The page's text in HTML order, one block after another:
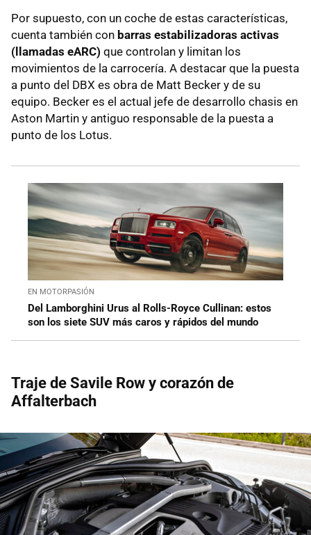
Por supuesto, con un coche de estas características,
cuenta también con barras estabilizadoras activas
(llamadas eARC) que controlan y limitan los
movimientos de la carrocería. A destacar que la puesta
a punto del DBX es obra de Matt Becker y de su
equipo. Becker es el actual jefe de desarrollo chasis en
Aston Martin y antiguo responsable de la puesta a
punto de los Lotus.
EN MOTORPASIÓN
Del Lamborghini Urus al Rolls-Royce Cullinan: estos
son los siete SUV más caros y rápidos del mundo
Traje de Savile Row y corazón de
Affalterbach